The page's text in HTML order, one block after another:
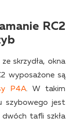
RC2
skrzydła, okna
wyposażone są
P4A. W takim
szybowego jest
dwóch tafli szkła